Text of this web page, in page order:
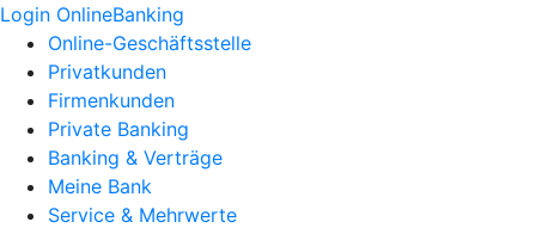
Login OnlineBanking
Online-Geschäftsstelle
Privatkunden
Firmenkunden
Private Banking
Banking & Verträge
Meine Bank
Service & Mehrwerte